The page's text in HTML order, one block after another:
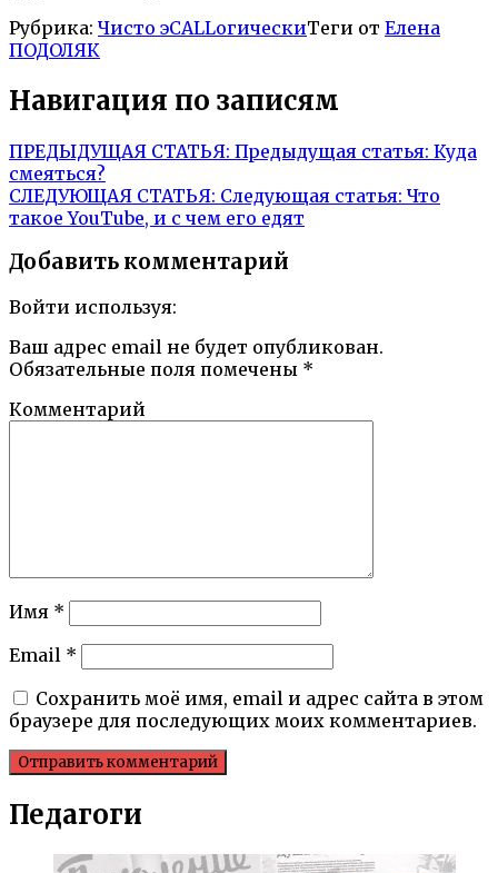
Рубрика: Чисто эCALLогическиТеги от Елена
ПОДОЛЯК
Навигация по записям
ПРЕДЫДУЩАЯ СТАТЬЯ: Предыдущая статья: Куда
смеяться?
СЛЕДУЮЩАЯ СТАТЬЯ: Следующая статья: Что
такое YouTube, и с чем его едят
Добавить комментарий
Войти используя:
Ваш адрес email не будет опубликован.
Обязательные поля помечены *
Комментарий
Имя *
Email *
Сохранить моё имя, email и адрес сайта в этом
браузере для последующих моих комментариев.
Педагоги